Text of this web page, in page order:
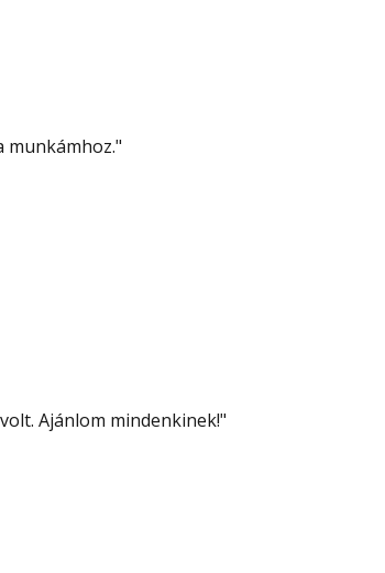
munkámhoz."
Ajánlom mindenkinek!"